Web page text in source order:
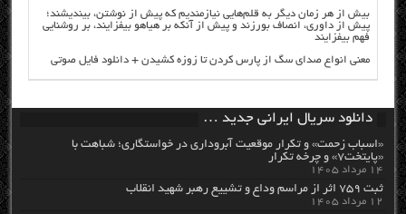
بیش از هر زمان دیگر به قلم‌هایی نیازمندیم که پیش از نوشتن، بیندیشند؛
پیش از داوری، انصاف بورزند و پیش از آنکه بر هیاهو بیفزایند، بر روشنایی
فهم بیفزایند
معنی انواع صدای سگ از پارس کردن تا زوزه کشیدن + دانلود فایل صوتی
دانلود سریال ایرانی جدید …
«اسباب زحمت» و تکرار موقعیت آبروداری در خواستگاری؛ شباهت با
«پایتخت۷» و چرخه تکرار
۱۴ مرداد ۱۴۰۵
ثبت ۷۵۹ اثر از مراسم وداع و تشییع رهبر شهید انقلاب
۱۲ مرداد ۱۴۰۵